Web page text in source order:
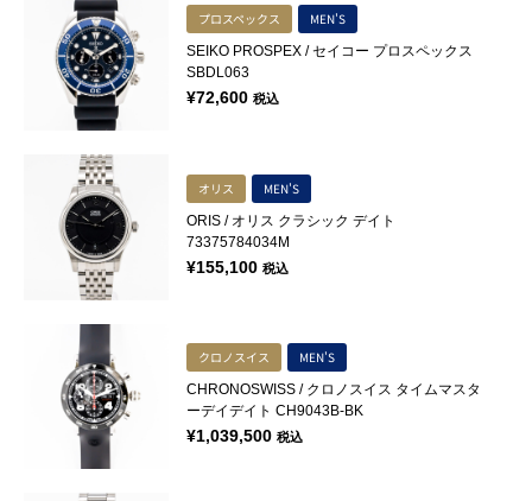
プロスペックス MEN'S
SEIKO PROSPEX / セイコー プロスペックス
SBDL063
¥72,600 税込
オリス MEN'S
ORIS / オリス クラシック デイト
73375784034M
¥155,100 税込
クロノスイス MEN'S
CHRONOSWISS / クロノスイス タイムマスタ
ーデイデイト CH9043B-BK
¥1,039,500 税込